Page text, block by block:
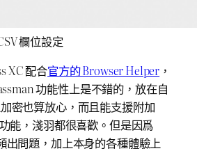
欄位設定
XC 配合官方的 Browser Helper ，
功能性上是不錯的，放在自
密也算放心，而且能支援附加
能，淺羽都很喜歡。但是因爲
出問題，加上本身的各種體驗上